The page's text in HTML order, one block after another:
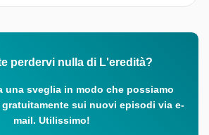
perdervi nulla di L'eredità?
una sveglia in modo che possiamo
sui nuovi episodi via e-
mail. Utilissimo!